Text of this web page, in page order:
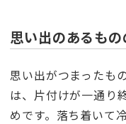
思い出のあるも
思い出がつまったも
は、片付けが一通り
めです。落ち着いて